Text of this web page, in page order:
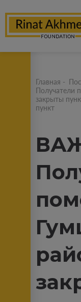
Главная -
Получатели
закрыты
пункт